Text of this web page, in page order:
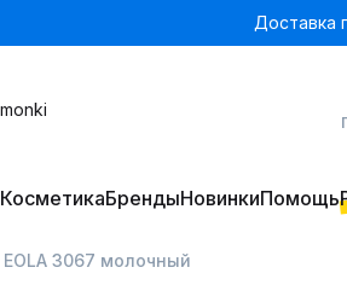
Доставка
КосметикаБрендыНовинкиПомощь
EOLA 3067 молочный